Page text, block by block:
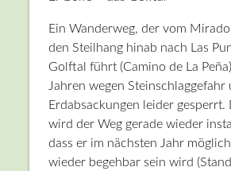
Ein Wanderweg, der vom
den Steilhang hinab nach Las
Golftal führt (Camino de La
Jahren wegen Steinschlaggefahr
Erdabsackungen leider gesperrt.
wird der Weg gerade wieder
dass er im nächsten Jahr
wieder begehbar sein wird